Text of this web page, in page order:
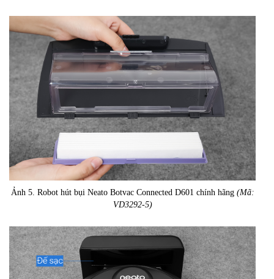
Ảnh 5. Robot hút bụi Neato Botvac Connected D601 chính hãng (Mã:
VD3292-5)